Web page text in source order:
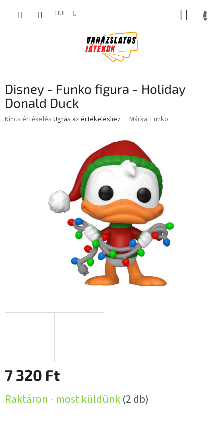
HUF KOSÁR
Disney - Funko figura - Holiday
Donald Duck
A
Nincs értékelés Ugrás az értékeléshez Márka: Funko
7 320 Ft
Raktáron - most küldünk(2 db)